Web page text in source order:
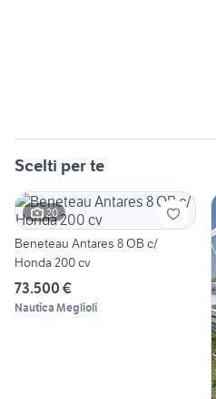
Scelti per te
20
Beneteau Antares 8 OB c/
Honda 200 cv
73.500 €
Nautica Meglioli